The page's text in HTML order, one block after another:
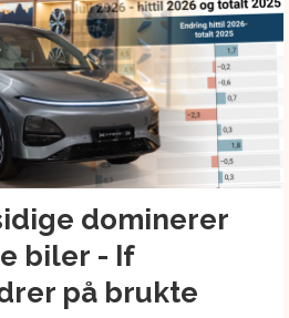
dominerer
biler - If
på brukte